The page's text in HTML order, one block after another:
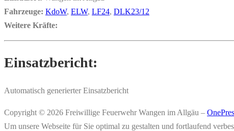
Fahrzeuge: KdoW, ELW, LF24, DLK23/12
Weitere Kräfte:
Einsatzbericht:
Automatisch generierter Einsatzbericht
Copyright © 2026 Freiwillige Feuerwehr Wangen im Allgäu –
Um unsere Webseite für Sie optimal zu gestalten und fortlaufend